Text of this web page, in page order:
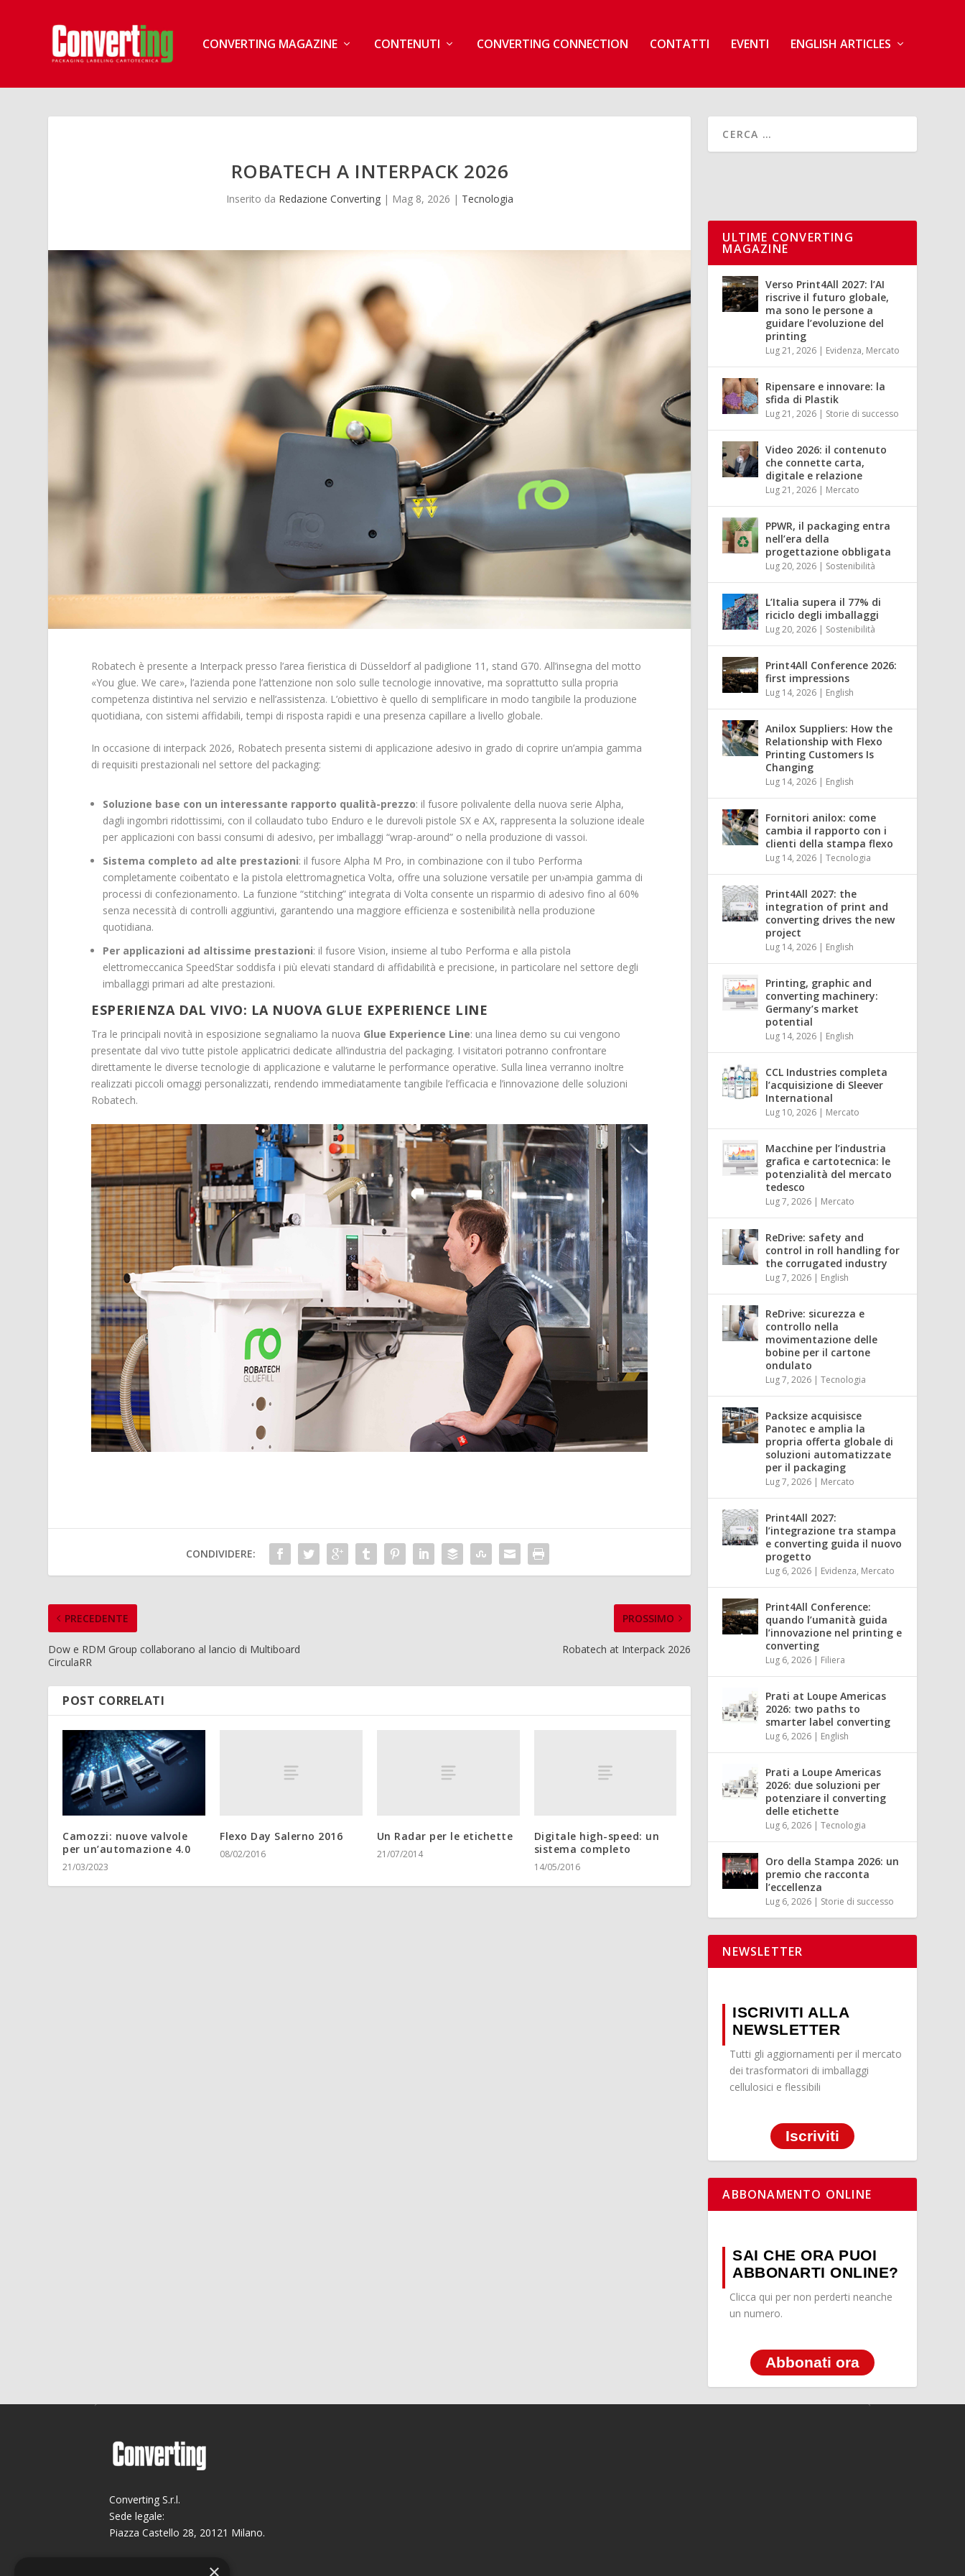
CONVERTING MAGAZINE CONTENUTI CONVERTING CONNECTION CONTATTI EVENTI ENGLISH ARTICLES
ROBATECH A INTERPACK 2026
Inserito da Redazione Converting| Mag 8, 2026 | Tecnologia
Robatech è presente a Interpack presso l’area fieristica di Düsseldorf al padiglione 11, stand G70. All’insegna del motto
«You glue. We care», l’azienda pone l’attenzione non solo sulle tecnologie innovative, ma soprattutto sulla propria
competenza distintiva nel servizio e nell’assistenza. L’obiettivo è quello di semplificare in modo tangibile la produzione
quotidiana, con sistemi affidabili, tempi di risposta rapidi e una presenza capillare a livello globale.
In occasione di interpack 2026, Robatech presenta sistemi di applicazione adesivo in grado di coprire un’ampia gamma
di requisiti prestazionali nel settore del packaging:
Soluzione base con un interessante rapporto qualità-prezzo: il fusore polivalente della nuova serie Alpha,
dagli ingombri ridottissimi, con il collaudato tubo Enduro e le durevoli pistole SX e AX, rappresenta la soluzione ideale
per applicazioni con bassi consumi di ade­sivo, per imballaggi “wrap-around” o nella produzione di vassoi.
Sistema completo ad alte prestazioni: il fusore Alpha M Pro, in combinazione con il tubo Performa
completamente coibentato e la pistola elettromagnetica Volta, offre una soluzio­ne versatile per un›ampia gamma di
processi di confezionamento. La funzione “stitching” integrata di Volta consente un risparmio di adesivo fino al 60%
senza necessità di controlli aggiuntivi, garantendo una maggiore efficienza e sostenibilità nella produzione
quotidiana.
Per applicazioni ad altissime prestazioni: il fusore Vision, insieme al tubo Performa e alla pistola
elettromeccanica SpeedStar soddisfa i più elevati standard di affidabilità e preci­sione, in particolare nel settore degli
imballaggi primari ad alte prestazioni.
ESPERIENZA DAL VIVO: LA NUOVA GLUE EXPERIENCE LINE
Tra le principali novità in esposizione segnaliamo la nuova Glue Experience Line: una linea demo su cui vengono
presentate dal vivo tutte pistole applicatrici dedicate all’industria del packaging. I visitatori potranno confrontare
direttamente le diverse tecnologie di applica­zione e valutarne le performance operative. Sulla linea verranno inoltre
realizzati piccoli omaggi personalizzati, rendendo immediatamente tangibile l’efficacia e l’innovazione delle soluzioni
Robatech.
CONDIVIDERE:
PRECEDENTE
Dow e RDM Group collaborano al lancio di Multiboard
CirculaRR
PROSSIMO
Robatech at Interpack 2026
POST CORRELATI
Camozzi: nuove valvole
per un’automazione 4.0
21/03/2023
Flexo Day Salerno 2016
08/02/2016
Un Radar per le etichette
21/07/2014
Digitale high-speed: un
sistema completo
14/05/2016
ULTIME CONVERTING
MAGAZINE
Verso Print4All 2027: l’AI
riscrive il futuro globale,
ma sono le persone a
guidare l’evoluzione del
printing
Lug 21, 2026 | Evidenza, Mercato
Ripensare e innovare: la
sfida di Plastik
Lug 21, 2026 | Storie di successo
Video 2026: il contenuto
che connette carta,
digitale e relazione
Lug 21, 2026 | Mercato
PPWR, il packaging entra
nell’era della
progettazione obbligata
Lug 20, 2026 | Sostenibilità
L’Italia supera il 77% di
riciclo degli imballaggi
Lug 20, 2026 | Sostenibilità
Print4All Conference 2026:
first impressions
Lug 14, 2026 | English
Anilox Suppliers: How the
Relationship with Flexo
Printing Customers Is
Changing
Lug 14, 2026 | English
Fornitori anilox: come
cambia il rapporto con i
clienti della stampa flexo
Lug 14, 2026 |Tecnologia
Print4All 2027: the
integration of print and
converting drives the new
project
Lug 14, 2026 | English
Printing, graphic and
converting machinery:
Germany’s market
potential
Lug 14, 2026 | English
CCL Industries completa
l’acquisizione di Sleever
International
Lug 10, 2026 | Mercato
Macchine per l’industria
grafica e cartotecnica: le
potenzialità del mercato
tedesco
Lug 7, 2026 | Mercato
ReDrive: safety and
control in roll handling for
the corrugated industry
Lug 7, 2026 | English
ReDrive: sicurezza e
controllo nella
movimentazione delle
bobine per il cartone
ondulato
Lug 7, 2026 |Tecnologia
Packsize acquisisce
Panotec e amplia la
propria offerta globale di
soluzioni automatizzate
per il packaging
Lug 7, 2026 | Mercato
Print4All 2027:
l’integrazione tra stampa
e converting guida il nuovo
progetto
Lug 6, 2026 | Evidenza, Mercato
Print4All Conference:
quando l’umanità guida
l’innovazione nel printing e
converting
Lug 6, 2026 | Filiera
Prati at Loupe Americas
2026: two paths to
smarter label converting
Lug 6, 2026 | English
Prati a Loupe Americas
2026: due soluzioni per
potenziare il converting
delle etichette
Lug 6, 2026 |Tecnologia
Oro della Stampa 2026: un
premio che racconta
l’eccellenza
Lug 6, 2026 | Storie di successo
NEWSLETTER
ISCRIVITI ALLA
NEWSLETTER
Tutti gli aggiornamenti per il mercato
dei trasformatori di imballaggi
cellulosici e flessibili
Iscriviti
ABBONAMENTO ONLINE
SAI CHE ORA PUOI
ABBONARTI ONLINE?
Clicca qui per non perderti neanche
un numero.
Abbonati ora
Converting S.r.l.
Sede legale:
Piazza Castello 28, 20121 Milano.